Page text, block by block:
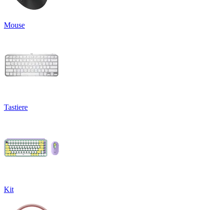
Mouse
Tastiere
Kit